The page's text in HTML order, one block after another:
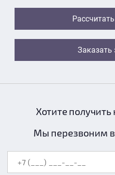
Заказать
Хотите
Мы перезвоним